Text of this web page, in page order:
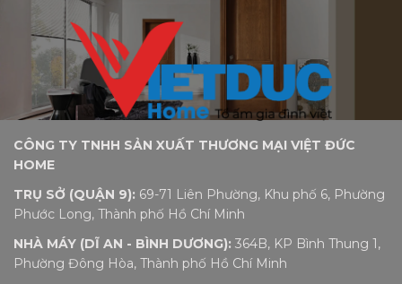
CÔNG TY TNHH SẢN XUẤT THƯƠNG MẠI VIỆT ĐỨC
HOME
TRỤ SỞ (QUẬN 9): 69-71 Liên Phường, Khu phố 6, Phường
Phước Long, Thành phố Hồ Chí Minh
NHÀ MÁY (DĨ AN - BÌNH DƯƠNG): 364B, KP Bình Thung 1,
Phường Đông Hòa, Thành phố Hồ Chí Minh